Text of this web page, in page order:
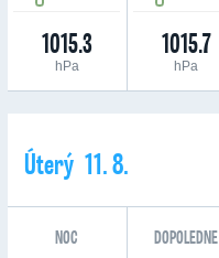
1015.3
hPa
1015.7
hPa
Úterý 11. 8.
NOC DOPOLEDNE